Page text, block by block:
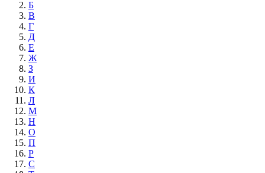
Б
В
Г
Д
Е
Ж
З
И
К
Л
М
Н
О
П
Р
С